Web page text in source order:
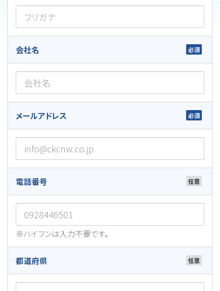
会社名
メールアドレス
電話番号
※ハイフンは入力不要です。
都道府県